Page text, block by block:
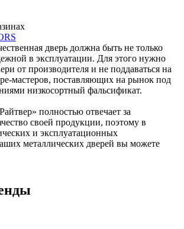
дверь должна быть не только
в эксплуатации. Для этого нужно
от производителя и не поддаваться на
мастеров, поставляющих на рынок под
низкосортный фальсификат.
полностью отвечает за
своей продукции, поэтому в
и эксплуатационных
металлических дверей вы можете